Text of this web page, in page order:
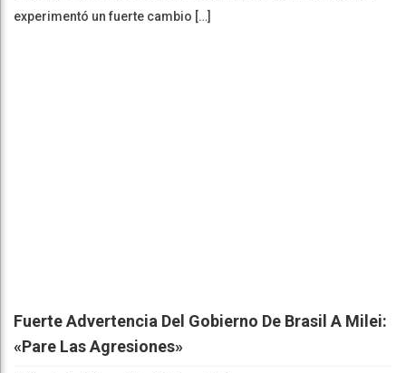
experimentó un fuerte cambio […]
Fuerte Advertencia Del Gobierno De Brasil A Milei:
«Pare Las Agresiones»